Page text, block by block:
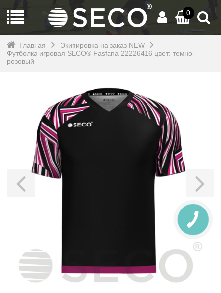
0
Главная
Экипировка на заказ NEW
Футболка игровая SECO® Fasfana 22226416 цвет: темно-
розовый